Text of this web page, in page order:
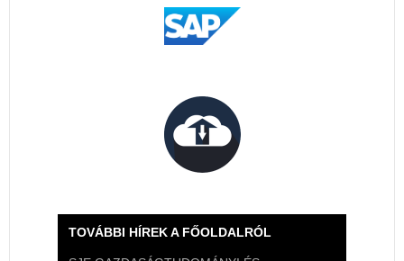
TOVÁBBI HÍREK A FŐOLDALRÓL